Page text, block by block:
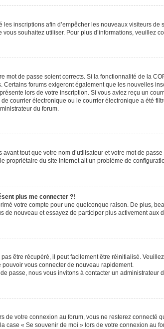
les inscriptions afin d’empêcher les nouveaux visiteurs
souhaitez utiliser. Pour plus d’informations, veuillez
mot de passe soient corrects. Si la fonctionnalité de la
forums exigeront également que les nouvelles
lors de votre inscription. Si vous aviez reçu un
courrier électronique ou le courrier électronique a été
du forum.
tout que votre nom d’utilisateur et votre mot de
propriétaire du site internet ait un problème de
plus me connecter ?!
votre compte pour une quelconque raison. De plus,
de nouveau et essayez de participer plus activement aux
être récupéré, il peut facilement être réinitialisé.
vous connecter de nouveau rapidement.
passe, nous vous invitons à contacter un administrateur
de votre connexion au forum, vous ne resterez connecté
case « Se souvenir de moi » lors de votre connexion au